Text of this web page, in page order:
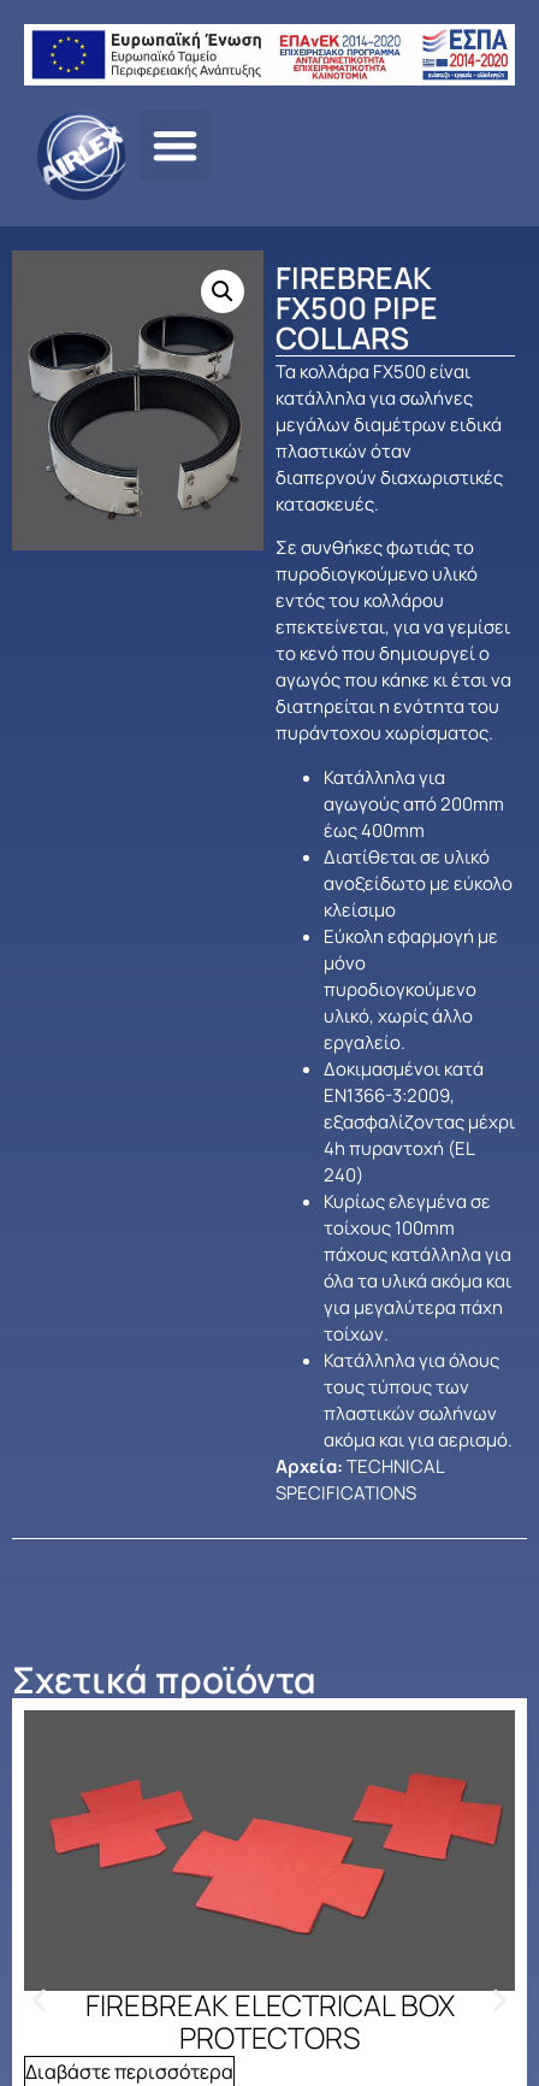
Αρχική σελίδα
ΠΥΡΟΠΡΟΣΤΑΣΙΑ
FIREBREAK
FX500 PIPE
COLLARS
Τα κολλάρα FX500 είναι
κατάλληλα για σωλήνες
μεγάλων διαμέτρων ειδικά
πλαστικών όταν
διαπερνούν διαχωριστικές
κατασκευές.
Σε συνθήκες φωτιάς το
πυροδιογκούμενο υλικό
εντός του κολλάρου
επεκτείνεται, για να γεμίσει
το κενό που δημιουργεί ο
αγωγός που κάηκε κι έτσι να
διατηρείται η ενότητα του
πυράντοχου χωρίσματος.
Κατάλληλα για
αγωγούς από 200mm
έως 400mm
Διατίθεται σε υλικό
ανοξείδωτο με εύκολο
κλείσιμο
Εύκολη εφαρμογή με
μόνο
πυροδιογκούμενο
υλικό, χωρίς άλλο
εργαλείο.
Δοκιμασμένοι κατά
ΕΝ1366-3:2009,
εξασφαλίζοντας μέχρι
4h πυραντοχή (EL
240)
Κυρίως ελεγμένα σε
τοίχους 100mm
πάχους κατάλληλα για
όλα τα υλικά ακόμα και
για μεγαλύτερα πάχη
τοίχων.
Κατάλληλα για όλους
τους τύπους των
πλαστικών σωλήνων
ακόμα και για αερισμό.
Αρχεία:TECHNICAL
SPECIFICATIONS
Σχετικά προϊόντα
FIREBREAK ELECTRICAL BOX
PROTECTORS
Διαβάστε περισσότερα